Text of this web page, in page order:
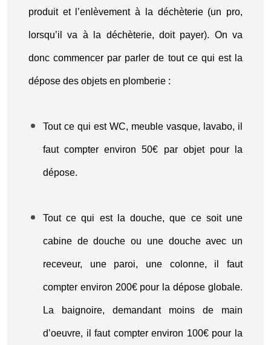
produit et l’enlèvement à la déchèterie (un pro,
lorsqu’il va à la déchèterie, doit payer). On va
donc commencer par parler de tout ce qui est la
dépose des objets en plomberie :
Tout ce qui est WC, meuble vasque, lavabo, il
faut compter environ 50€ par objet pour la
dépose.
Tout ce qui est la douche, que ce soit une
cabine de douche ou une douche avec un
receveur, une paroi, une colonne, il faut
compter environ 200€ pour la dépose globale.
La baignoire, demandant moins de main
d’oeuvre, il faut compter environ 100€ pour la